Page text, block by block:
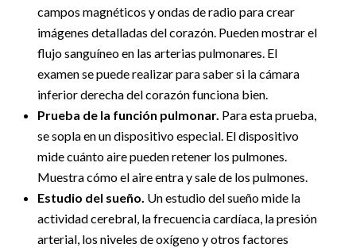
campos magnéticos y ondas de radio para crear
imágenes detalladas del corazón. Pueden mostrar el
flujo sanguíneo en las arterias pulmonares. El
examen se puede realizar para saber si la cámara
inferior derecha del corazón funciona bien.
Prueba de la función pulmonar. Para esta prueba,
se sopla en un dispositivo especial. El dispositivo
mide cuánto aire pueden retener los pulmones.
Muestra cómo el aire entra y sale de los pulmones.
Estudio del sueño. Un estudio del sueño mide la
actividad cerebral, la frecuencia cardíaca, la presión
arterial, los niveles de oxígeno y otros factores